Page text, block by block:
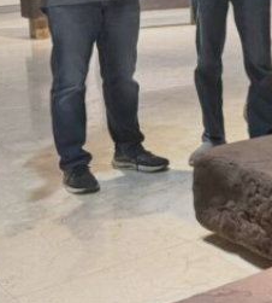
正勳，畢業於藝專雕塑
班牙國家雕塑展二等獎
陶藝展，2025年更榮登
、北美館、高美館、鶯